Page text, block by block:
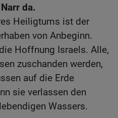
da.
Heiligtums ist der
von Anbeginn.
Hoffnung Israels. Alle,
zuschanden werden,
auf die Erde
sie verlassen den
Wassers.